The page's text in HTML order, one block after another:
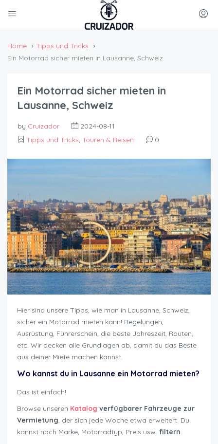
Home
Tipps und Tricks
Ein Motorrad sicher mieten in Lausanne, Schweiz
Ein Motorrad sicher mieten in
Lausanne, Schweiz
by Cruizador
2024-08-11
Tipps und Tricks, Touren & Reisen 0
Hier sind unsere Tipps, wie man in Lausanne, Schweiz,
sicher ein Motorrad mieten kann! Regelungen,
Ausrüstung, Führerschein, die beste Jahreszeit, Routen,
etc. Wir decken alle Grundlagen ab, damit du das Beste
aus deiner Miete machen kannst.
Wo kannst du in Lausanne ein Motorrad mieten?
Das ist einfach!
Browse unseren Katalog verfügbarer Fahrzeuge zur
Vermietung, der sich jede Woche etwa erweitert. Du
kannst nach Marke, Motorradtyp, Preis usw. filtern.